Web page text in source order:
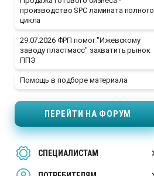
производство SPC ламината полного
цикла
29.07.2026 ФРП помог "Ижевскому
заводу пластмасс" захватить рынок
ППЭ
Помощь в подборе материала
ПЕРЕЙТИ НА ФОРУМ
СПЕЦИАЛИСТАМ